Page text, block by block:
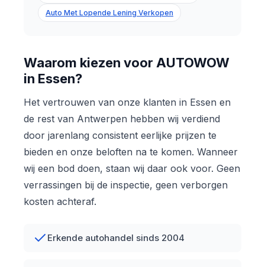
Auto Met Lopende Lening Verkopen
Waarom kiezen voor AUTOWOW
in Essen?
Het vertrouwen van onze klanten in Essen en
de rest van Antwerpen hebben wij verdiend
door jarenlang consistent eerlijke prijzen te
bieden en onze beloften na te komen. Wanneer
wij een bod doen, staan wij daar ook voor. Geen
verrassingen bij de inspectie, geen verborgen
kosten achteraf.
Erkende autohandel sinds 2004